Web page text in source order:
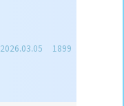
2026.03.05 1899